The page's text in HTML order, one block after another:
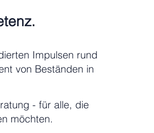
Impulsen rund
von Beständen in
- für alle, die
möchten.